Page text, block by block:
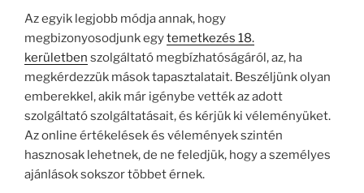
Az egyik legjobb módja annak, hogy
megbizonyosodjunk egytemetkezés 18.
kerületben szolgáltató megbízhatóságáról, az, ha
megkérdezzük mások tapasztalatait. Beszéljünk olyan
emberekkel, akik már igénybe vették az adott
szolgáltató szolgáltatásait, és kérjük ki véleményüket.
Az online értékelések és vélemények szintén
hasznosak lehetnek, de ne feledjük, hogy a személyes
ajánlások sokszor többet érnek.